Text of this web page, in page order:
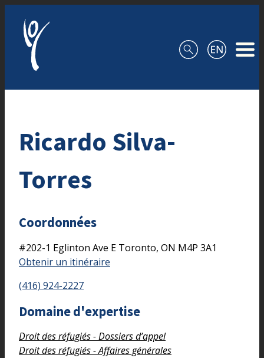
Ricardo Silva-
Torres
Coordonnées
#202-1 Eglinton Ave E Toronto, ON M4P 3A1
Obtenir un itinéraire
(416) 924-2227
Domaine d'expertise
Droit des réfugiés - Dossiers d’appel
Droit des réfugiés - Affaires générales